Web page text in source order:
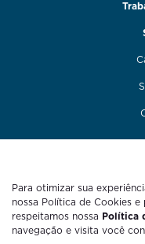
Para otimizar sua
nossa Política de Cookies
respeitamos nossa Política
navegação e visita você